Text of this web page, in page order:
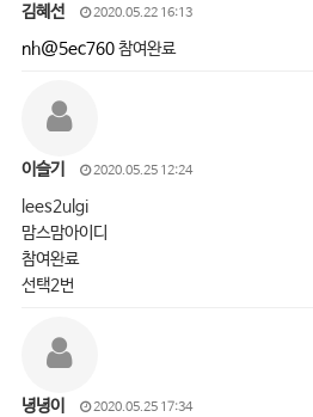
김혜선 2020.05.22 16:13
nh@5ec760참여완료
이슬기 2020.05.25 12:24
lees2ulgi
맘스맘아이디
참여완료
선택2번
녕녕이 2020.05.25 17:34